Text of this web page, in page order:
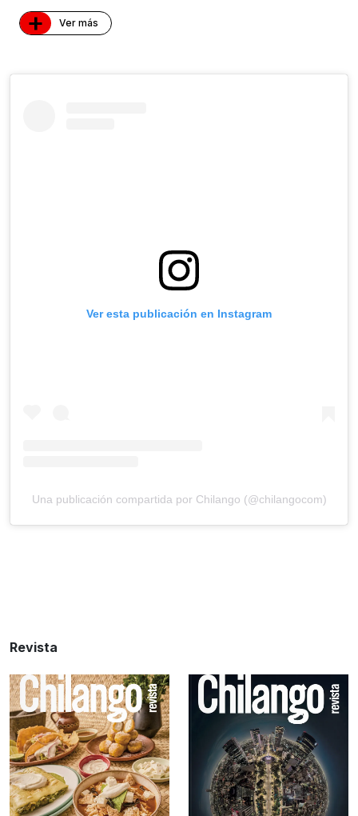
+ Ver más
Ver esta publicación en Instagram
Una publicación compartida por Chilango (@chilangocom)
Revista